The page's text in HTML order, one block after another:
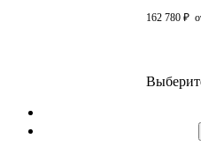
162 780 ₽